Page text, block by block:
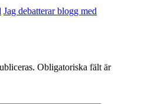
Jag debatterar blogg med
Obligatoriska fält är